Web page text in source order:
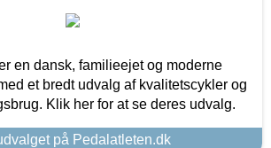
en dansk, familieejet og moderne
et bredt udvalg af kvalitetscykler og
Klik her for at se deres udvalg.
på Pedalatleten.dk